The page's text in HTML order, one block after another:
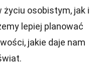
życiu osobistym, jak i
lepiej planować
jakie daje nam